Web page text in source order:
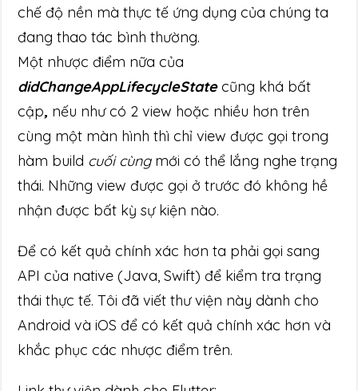
chế độ nền mà thực tế ứng dụng của chúng ta
đang thao tác bình thường.
Một nhược điểm nữa của
didChangeAppLifecycleState cũng khá bất
cập, nếu như có 2 view hoặc nhiều hơn trên
cùng một màn hình thì chỉ view được gọi trong
hàm build cuối cùngmới có thể lắng nghe trạng
thái. Những view được gọi ở trước đó không hề
nhận được bất kỳ sự kiện nào.
Để có kết quả chính xác hơn ta phải gọi sang
API của native (Java, Swift) để kiểm tra trạng
thái thực tế. Tôi đã viết thư viện này dành cho
Android và iOS để có kết quả chính xác hơn và
khắc phục các nhược điểm trên.